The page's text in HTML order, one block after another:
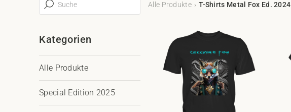
Kategorien
Alle Produkte
Special Edition 2025
Alle Produkte T-Shirts Metal Fox Ed. 2024